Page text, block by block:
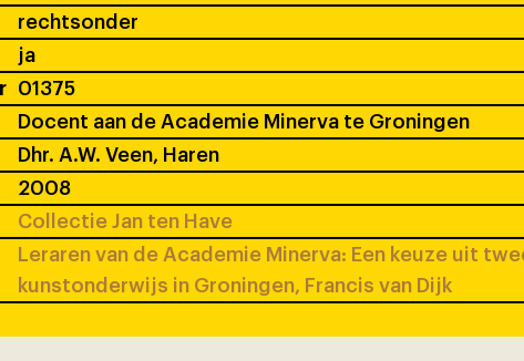
rechtsonder
ja
01375
Docent aan de Academie Minerva te Groningen
Dhr. A.W. Veen, Haren
2008
Collectie Jan ten Have
Leraren van de Academie Minerva: Een keuze uit
kunstonderwijs in Groningen, Francis van Dijk